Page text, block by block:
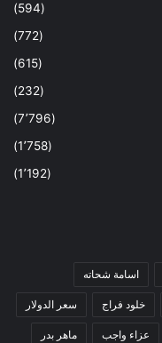
(594)
(772)
(615)
(232)
(7٬796)
(1٬758)
(1٬192)
اسامة شحاته
خلود فراج سعر الدولار
عزاء واجب ماهر بدر